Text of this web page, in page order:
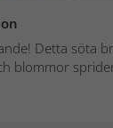
Detta söta
blommor